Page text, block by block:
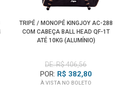
TRIPÉ / MONOPÉ KINGJOY AC-288
COM CABEÇA BALL HEAD QF-1T
ATÉ 10KG (ALUMÍNIO)
DE: R$ 406,56
POR: R$ 382,80
À VISTA NO BOLETO